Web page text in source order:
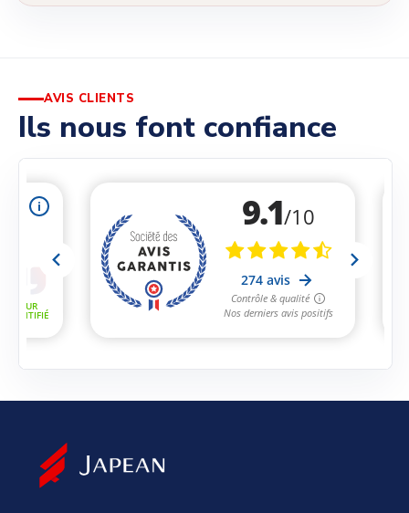
AVIS CLIENTS
Ils nous font confiance